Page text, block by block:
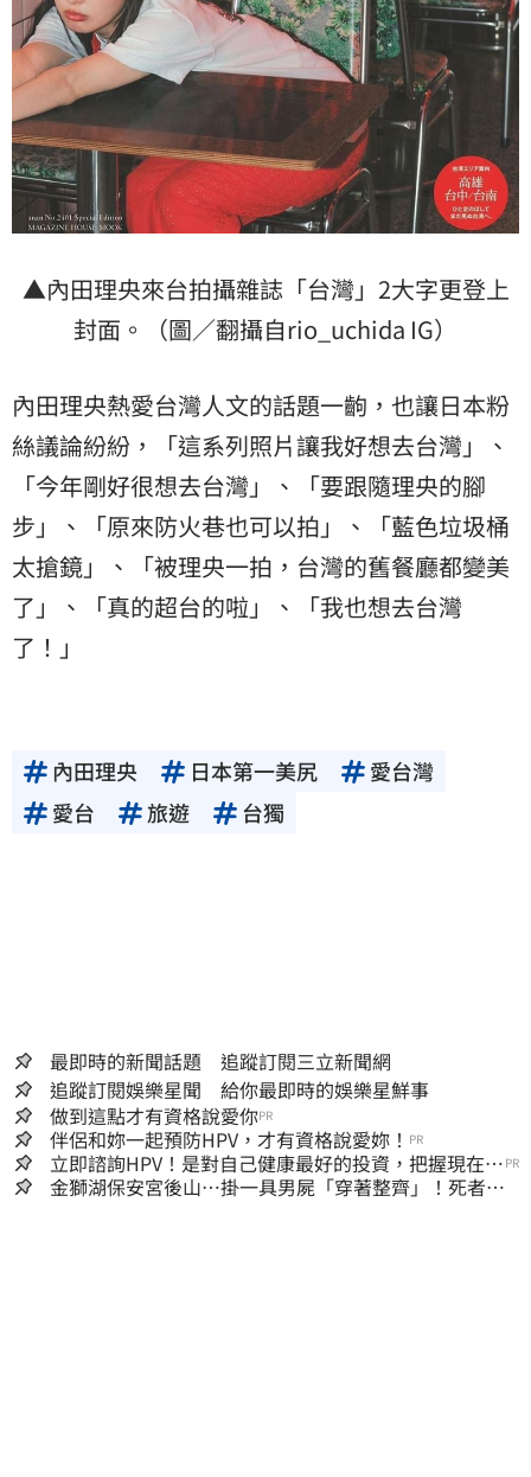
▲內田理央來台拍攝雜誌「台灣」2大字更登上
封面。（圖／翻攝自rio_uchida IG）
內田理央熱愛台灣人文的話題一齣，也讓日本粉
絲議論紛紛，「這系列照片讓我好想去台灣」、
「今年剛好很想去台灣」、「要跟隨理央的腳
步」、「原來防火巷也可以拍」、「藍色垃圾桶
太搶鏡」、「被理央一拍，台灣的舊餐廳都變美
了」、「真的超台的啦」、「我也想去台灣
了！」
內田理央 日本第一美尻
愛台灣
愛台
旅遊 台獨
最即時的新聞話題 追蹤訂閱三立新聞網
追蹤訂閱娛樂星聞 給你最即時的娛樂星鮮事
做到這點才有資格說愛你PR
伴侶和妳一起預防HPV，才有資格說愛妳！ PR
立即諮詢HPV！是對自己健康最好的投資，把握現在不
嫌晚！
PR
金獅湖保安宮後山…掛一具男屍「穿著整齊」！死者身